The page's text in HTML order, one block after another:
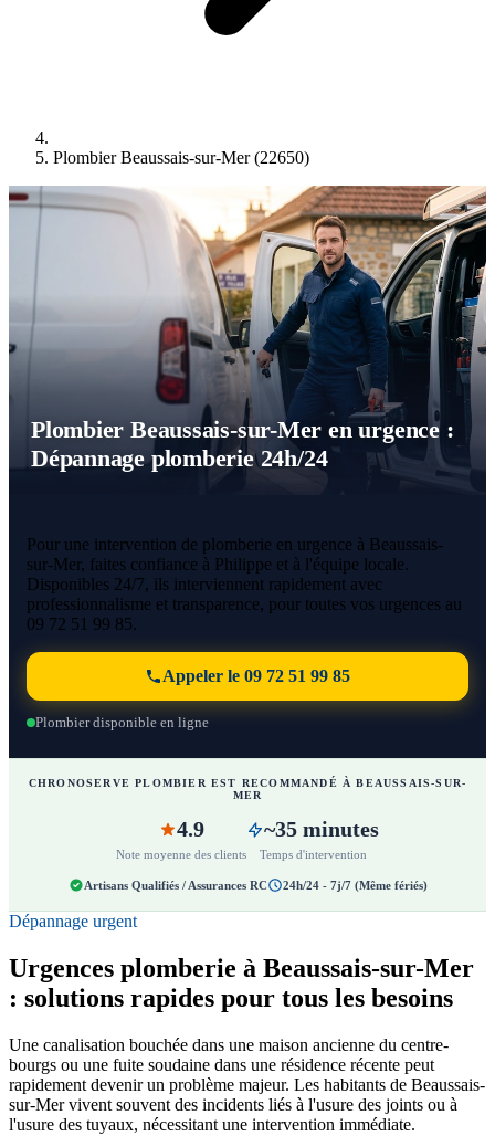
Plombier Beaussais-sur-Mer (22650)
Plombier Beaussais-sur-Mer en urgence :
Dépannage plomberie 24h/24
Pour une intervention de plomberie en urgence à Beaussais-
sur-Mer, faites confiance à Philippe et à l'équipe locale.
Disponibles 24/7, ils interviennent rapidement avec
professionnalisme et transparence, pour toutes vos urgences au
09 72 51 99 85.
Appeler le 09 72 51 99 85
Plombier disponible en ligne
CHRONOSERVE PLOMBIER EST RECOMMANDÉ À BEAUSSAIS-SUR-
MER
4.9
Note moyenne des clients
~35 minutes
Temps d'intervention
Artisans Qualifiés / Assurances RC 24h/24 - 7j/7 (Même fériés)
Dépannage urgent
Urgences plomberie à Beaussais-sur-Mer
: solutions rapides pour tous les besoins
Une canalisation bouchée dans une maison ancienne du centre-
bourgs ou une fuite soudaine dans une résidence récente peut
rapidement devenir un problème majeur. Les habitants de Beaussais-
sur-Mer vivent souvent des incidents liés à l'usure des joints ou à
l'usure des tuyaux, nécessitant une intervention immédiate.